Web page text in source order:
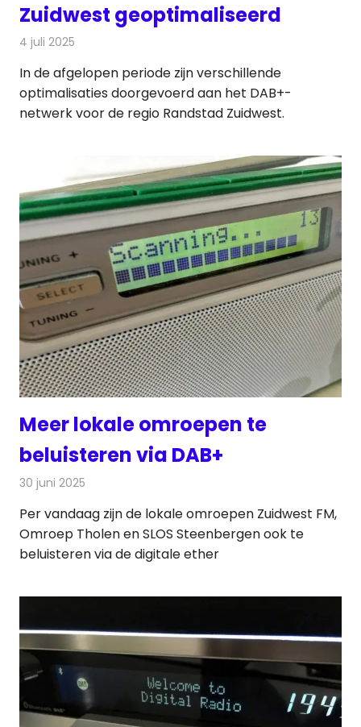
Zuidwest geoptimaliseerd
4 juli 2025
In de afgelopen periode zijn verschillende
optimalisaties doorgevoerd aan het DAB+-
netwerk voor de regio Randstad Zuidwest.
Meer lokale omroepen te
beluisteren via DAB+
30 juni 2025
Per vandaag zijn de lokale omroepen Zuidwest FM,
Omroep Tholen en SLOS Steenbergen ook te
beluisteren via de digitale ether